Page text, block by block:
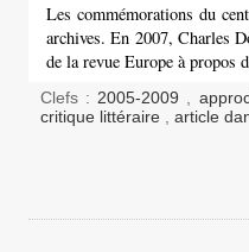
Les commémorations du
archives. En 2007, Charles
de la revue Europe à
Clefs : 2005-2009
critique littéraire
article